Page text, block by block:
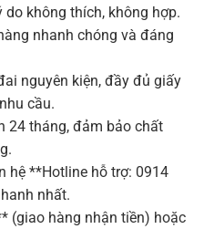
không thích, không hợp.
nhanh chóng và đáng
nguyên kiện, đầy đủ giấy
cầu.
24 tháng, đảm bảo chất
hệ **Hotline hỗ trợ: 0914
nhất.
(giao hàng nhận tiền) hoặc